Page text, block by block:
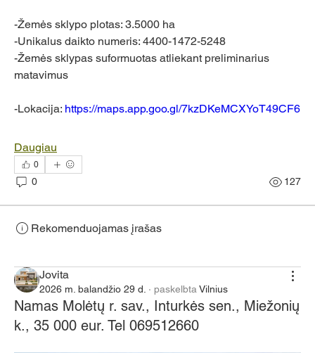
-Žemės sklypo plotas: 3.5000 ha
-Unikalus daikto numeris: 4400-1472-5248
-Žemės sklypas suformuotas atliekant preliminarius
matavimus
-Lokacija: https://maps.app.goo.gl/7kzDKeMCXYoT49CF6
Daugiau
0
0 127
Rekomenduojamas įrašas
Jovita
2026 m. balandžio 29 d. · paskelbta Vilnius
Namas Molėtų r. sav., Inturkės sen., Miežonių
k., 35 000 eur. Tel 069512660